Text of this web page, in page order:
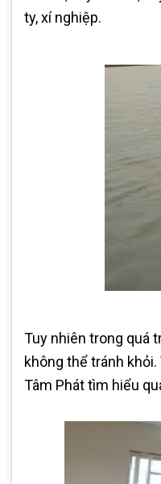
ty, xí nghiệp.
Tuy nhiên trong quá
không thể tránh
Tâm Phát tìm hiểu